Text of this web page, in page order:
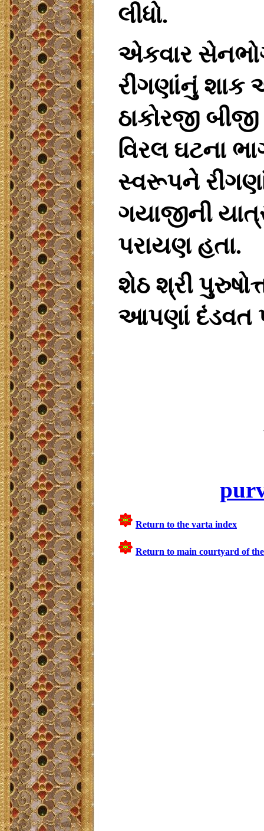
લીધો.
એકવાર
રીંગણાંનું શાક
ઠાકોરજી બીજી
વિરલ ઘટના
સ્વરૂપને
ગયાજીની
પરાયણ હતા.
શેઠ શ્રી
આપણાં દંડવત
Return to the varta index
Return to main courtyard of